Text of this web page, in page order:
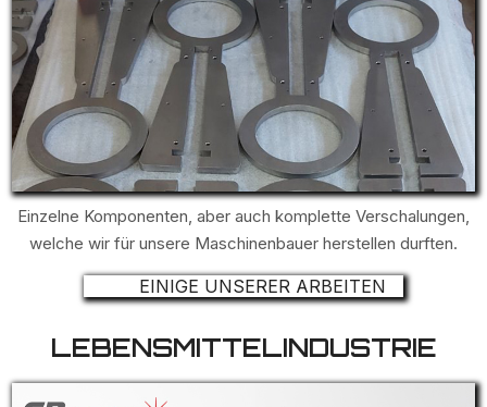
Einzelne Komponenten, aber auch komplette Verschalungen,
welche wir für unsere Maschinenbauer herstellen durften.
EINIGE UNSERER ARBEITEN
LEBENSMITTELINDUSTRIE